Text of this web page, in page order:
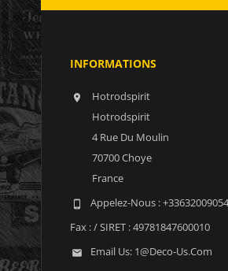
INFORMATIONS

Hotrodspirit
Hotrodspirit
4 Rue Du Moulin
70700 Choye
France
 Appelez-Nous :+33632009054
Fax :/ SIRET : 49781847600010
 Email Us: 1@deco-Us.com